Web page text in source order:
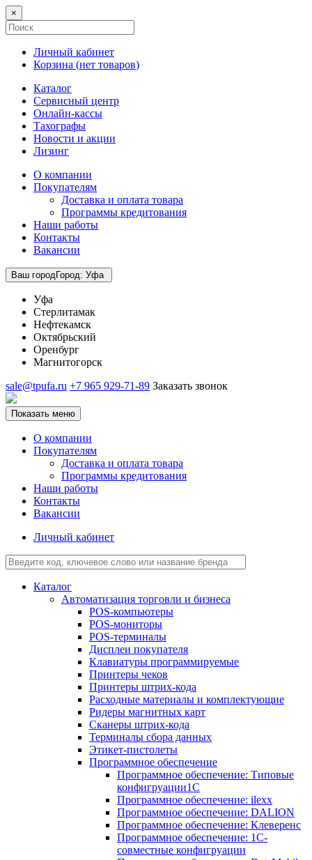
×
Личный кабинет
Корзина (нет товаров)
Каталог
Сервисный центр
Онлайн-кассы
Тахографы
Новости и акции
Лизинг
О компании
Покупателям
Доставка и оплата товара
Программы кредитования
Наши работы
Контакты
Вакансии
Ваш городГород: Уфа
Уфа
Стерлитамак
Нефтекамск
Октябрьский
Оренбург
Магнитогорск
sale@tpufa.ru +7 965 929-71-89 Заказать звонок
Показать меню
О компании
Покупателям
Доставка и оплата товара
Программы кредитования
Наши работы
Контакты
Вакансии
Личный кабинет
Каталог
Автоматизация торговли и бизнеса
POS-компьютеры
POS-мониторы
POS-терминалы
Дисплеи покупателя
Клавиатуры программируемые
Принтеры чеков
Принтеры штрих-кода
Расходные материалы и комплектующие
Ридеры магнитных карт
Сканеры штрих-кода
Терминалы сбора данных
Этикет-пистолеты
Программное обеспечение
Программное обеспечение: Типовые
конфигруации1С
Программное обеспечение: ilexx
Программное обеспечение: DALION
Программное обеспечение: Клеверенс
Программное обеспечение: 1С-
совместные конфигруации